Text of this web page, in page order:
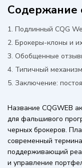
Содержание
Подлинный CQG
Брокеры-клоны и
Обобщенные
Типичный
Заключение:
Название CQGWEB
для фальшивого
черных брокеров.
современный
поддерживающий
и управление